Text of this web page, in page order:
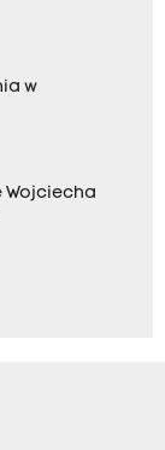
w
Wojciecha